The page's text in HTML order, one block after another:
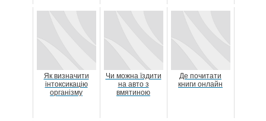
Як визначити
інтоксикацію
організму
Чи можна їздити
на авто з
вмятиною
Де почитати
книги онлайн